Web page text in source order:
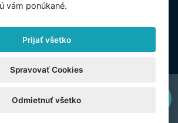
na Mestskom súde v Prahe, oddiel
TRADING s.r.o. Všechna
vám ponúkané.
Prijať všetko
Spravovať Cookies
Odmietnuť všetko